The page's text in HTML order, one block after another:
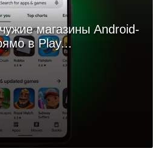
магазины Android-
в Play...